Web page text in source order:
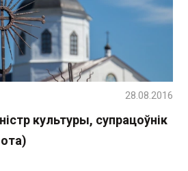
культуры, супрацоўнік
28.08.2016